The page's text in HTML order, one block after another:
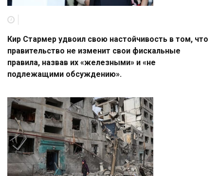
Кир Стармер удвоил свою настойчивость в том, что
правительство не изменит свои фискальные
правила, назвав их «железными» и «не
подлежащими обсуждению».